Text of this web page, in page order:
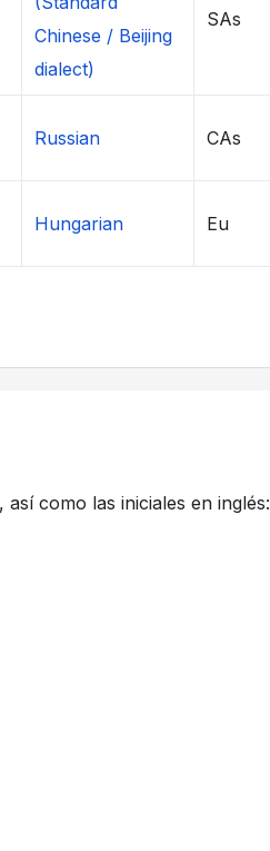
Chinese / Beijing
dialect)
SAs
Russian CAs
Hungarian Eu
como las iniciales en inglés: